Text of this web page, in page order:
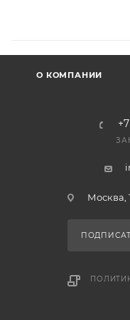
О КОМПАНИИ
Москва,